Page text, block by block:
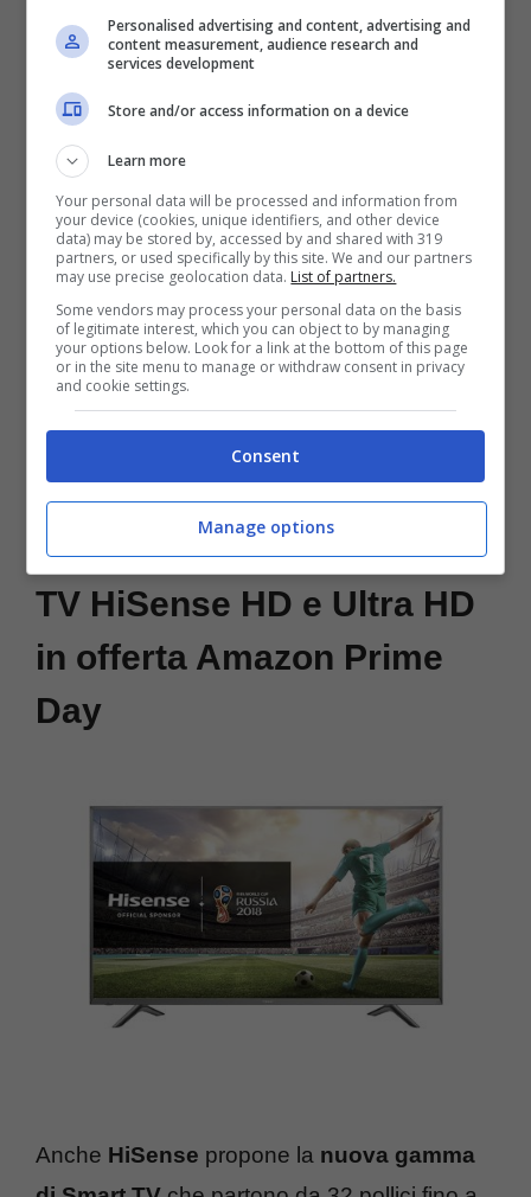
In occasione dell’
Samsung sconta tutti gli
NVMe SSD 960 PROad un prezzo
estremamente conveniente.
Samsung SSD 960 in taglio da 500GB.
[amazon codice=”B01M21311Z” type=”” ]
Samsung SSD 960 in taglio da 1TB.
[amazon codice=”B01M215R0B” type=”” ]
Samsung SSD 960 in taglio da 2TB.
[amazon codice=”B01M210JMG” type=”” ]
TV HiSense HD e Ultra HD
in offerta Amazon Prime
Day
Anche HiSense propone la nuova gamma
Personalised advertising and content, advertising and
content measurement, audience research and
services development
Store and/or access information on a device
Learn more
Your personal data will be processed and information from
your device (cookies, unique identifiers, and other device
data) may be stored by, accessed by and shared with 319
partners, or used specifically by this site. We and our partners
may use precise geolocation data. List of partners.
Some vendors may process your personal data on the basis
of legitimate interest, which you can object to by managing
your options below. Look for a link at the bottom of this page
or in the site menu to manage or withdraw consent in privacy
and cookie settings.
Consent
Manage options